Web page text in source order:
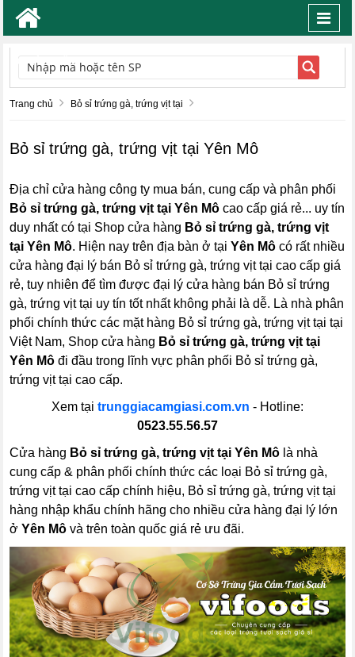
TÌM KIẾM
Trang chủ Bỏ sỉ trứng gà, trứng vịt tại
Bỏ sỉ trứng gà, trứng vịt tại Yên Mô
Địa chỉ cửa hàng công ty mua bán, cung cấp và phân phối
Bỏ sỉ trứng gà, trứng vịt tại Yên Mô cao cấp giá rẻ... uy tín
duy nhất có tại Shop cửa hàng Bỏ sỉ trứng gà, trứng vịt
tại Yên Mô. Hiện nay trên địa bàn ở tạiYên Mô có rất nhiều
cửa hàng đại lý bán Bỏ sỉ trứng gà, trứng vịt tại cao cấp giá
rẻ, tuy nhiên để tìm được đại lý cửa hàng bán Bỏ sỉ trứng
gà, trứng vịt tại uy tín tốt nhất không phải là dễ. Là nhà phân
phối chính thức các mặt hàng Bỏ sỉ trứng gà, trứng vịt tại tại
Việt Nam, Shop cửa hàng Bỏ sỉ trứng gà, trứng vịt tại
Yên Mô đi đầu trong lĩnh vực phân phối Bỏ sỉ trứng gà,
trứng vịt tại cao cấp.
Xem tại trunggiacamgiasi.com.vn - Hotline:
0523.55.56.57
Cửa hàng Bỏ sỉ trứng gà, trứng vịt tại Yên Mô là nhà
cung cấp & phân phối chính thức các loại Bỏ sỉ trứng gà,
trứng vịt tại cao cấp chính hiệu, Bỏ sỉ trứng gà, trứng vịt tại
hàng nhập khẩu chính hãng cho nhiều cửa hàng đại lý lớn
ởYên Mô và trên toàn quốc giá rẻ ưu đãi.